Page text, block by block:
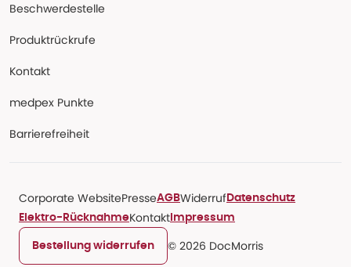
Beschwerdestelle
Produktrückrufe
Kontakt
medpex Punkte
Barrierefreiheit
Corporate WebsitePresseAGBWiderruf Datenschutz
Elektro-RücknahmeKontakt Impressum
Bestellung widerrufen © 2026 DocMorris